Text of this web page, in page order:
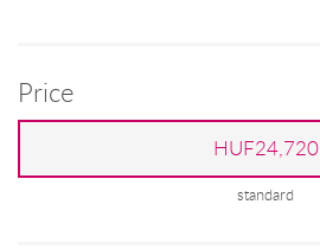
Price
HUF24,720
standard